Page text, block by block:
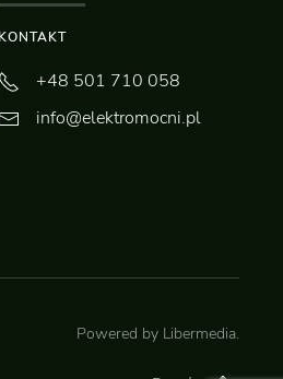
KONTAKT
+48 501 710 058
info@elektromocni.pl
Powered by Libermedia.